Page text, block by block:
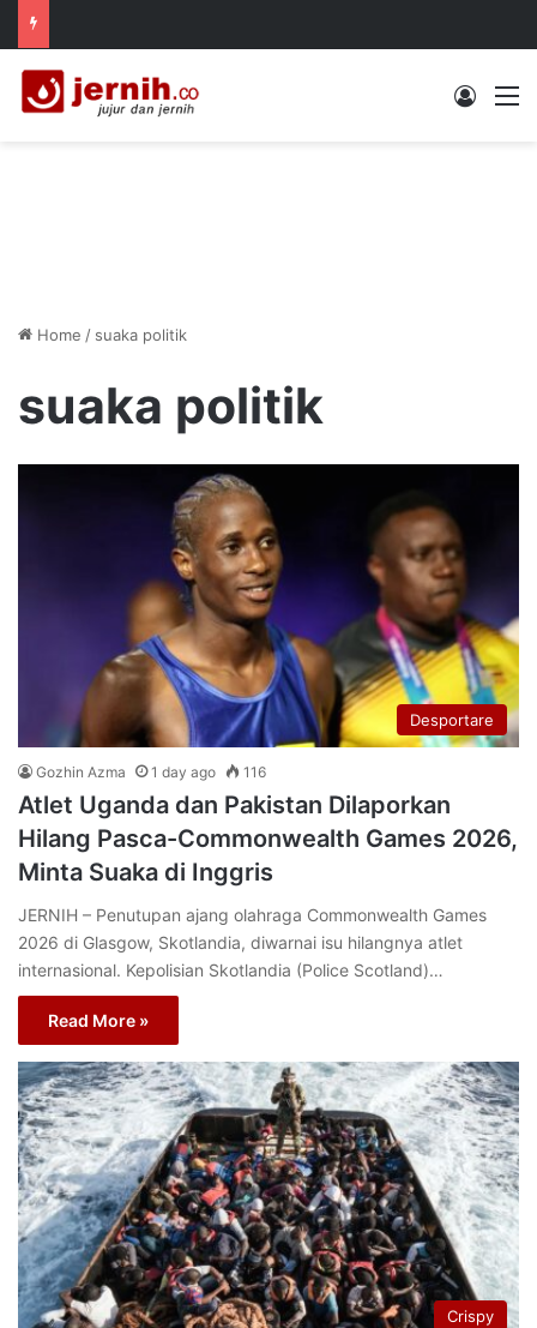
Log In
Home / suaka politik
suaka politik
Desportare
Gozhin Azma 1 day ago 116
Atlet Uganda dan Pakistan Dilaporkan
Hilang Pasca-Commonwealth Games 2026,
Minta Suaka di Inggris
JERNIH – Penutupan ajang olahraga Commonwealth Games
2026 di Glasgow, Skotlandia, diwarnai isu hilangnya atlet
internasional. Kepolisian Skotlandia (Police Scotland)…
Read More »
Crispy